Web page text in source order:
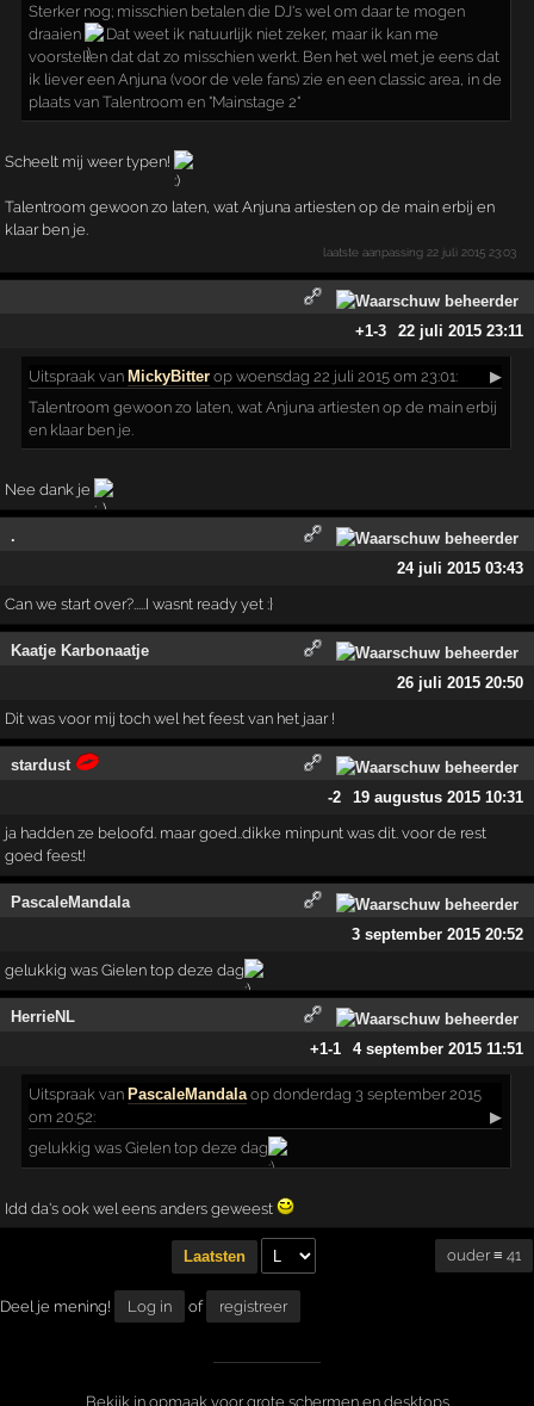
Sterker nog; misschien betalen die DJ's wel om daar te mogen
draaien
Dat weet ik natuurlijk niet zeker, maar ik kan me
voorstellen dat dat zo misschien werkt. Ben het wel met je eens dat
ik liever een Anjuna (voor de vele fans) zie en een classic area, in de
plaats van Talentroom en "Mainstage 2"
Scheelt mij weer typen!
Talentroom gewoon zo laten, wat Anjuna artiesten op de main erbij en
klaar ben je.
laatste aanpassing 22 juli 2015 23:03
+1-3 22 juli 2015 23:11
Uitspraak vanMickyBitter op woensdag 22 juli 2015 om 23:01:
▶
Talentroom gewoon zo laten, wat Anjuna artiesten op de main erbij
en klaar ben je.
Nee dank je
.
24 juli 2015 03:43
Can we start over?.....I wasnt ready yet :}
Kaatje Karbonaatje
26 juli 2015 20:50
Dit was voor mij toch wel het feest van het jaar !
stardust
-2
19 augustus 2015 10:31
ja hadden ze beloofd. maar goed..dikke minpunt was dit. voor de rest
goed feest!
PascaleMandala
3 september 2015 20:52
gelukkig was Gielen top deze dag
HerrieNL
+1-1 4 september 2015 11:51
Uitspraak van PascaleMandala op donderdag 3 september 2015
om 20:52:
▶
gelukkig was Gielen top deze dag
Idd da's ook wel eens anders geweest
Laatsten ouder ≡ 41
Deel je mening! Log in of registreer
Bekijk in opmaak voor grote schermen en desktops